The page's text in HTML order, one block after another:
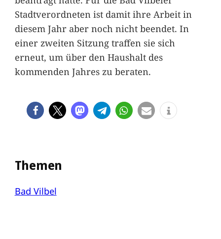
Stadtverordneten ist damit ihre Arbeit in
diesem Jahr aber noch nicht beendet. In
einer zweiten Sitzung traffen sie sich
erneut, um über den Haushalt des
kommenden Jahres zu beraten.
Themen
Bad Vilbel